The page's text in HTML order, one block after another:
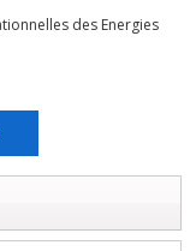
des Energies